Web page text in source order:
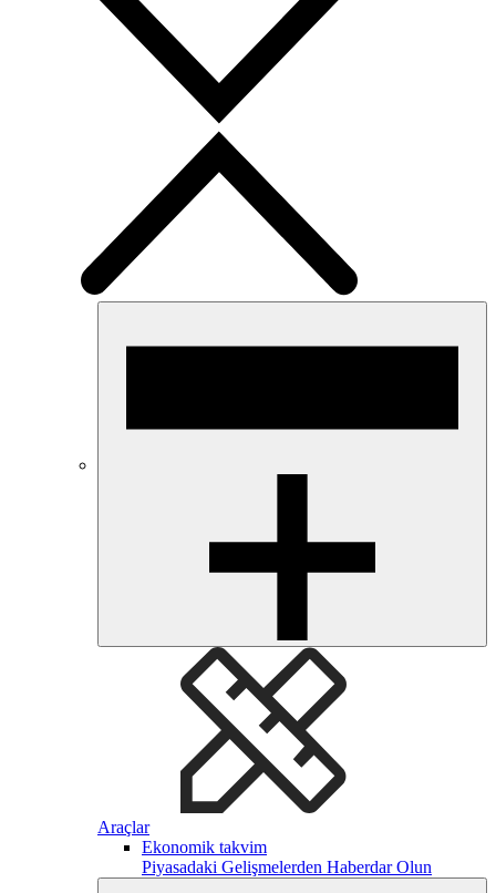
Araçlar
Ekonomik takvim
Piyasadaki Gelişmelerden Haberdar Olun